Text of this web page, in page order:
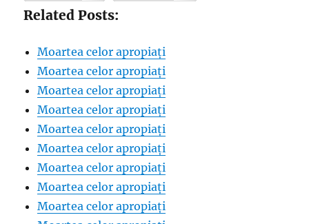
Related Posts:
Moartea celor apropiați
Moartea celor apropiați
Moartea celor apropiați
Moartea celor apropiați
Moartea celor apropiați
Moartea celor apropiați
Moartea celor apropiați
Moartea celor apropiați
Moartea celor apropiați